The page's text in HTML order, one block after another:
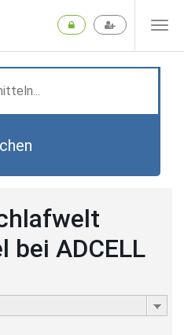
bei ADCELL